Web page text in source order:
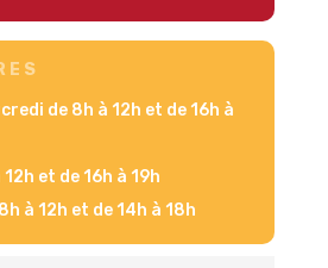
de 8h à 12h et de 16h à
et de 16h à 19h
à 12h et de 14h à 18h